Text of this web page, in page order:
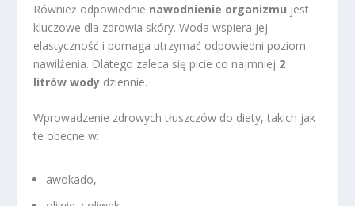
Również odpowiednie nawodnienie organizmu jest
kluczowe dla zdrowia skóry. Woda wspiera jej
elastyczność i pomaga utrzymać odpowiedni poziom
nawilżenia. Dlatego zaleca się picie co najmniej 2
litrów wody dziennie.
Wprowadzenie zdrowych tłuszczów do diety, takich jak
te obecne w:
awokado,